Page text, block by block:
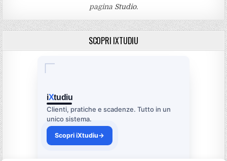
pagina Studio.
SCOPRI IXTUDIU
iXtudiu
Clienti, pratiche e scadenze. Tutto in un
unico sistema.
Scopri iXtudiu→